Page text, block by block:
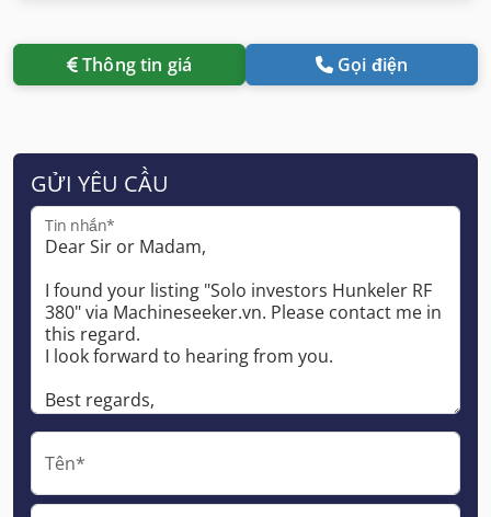
Thông tin giá Gọi điện
GỬI YÊU CẦU
Tin nhắn*
Tên*